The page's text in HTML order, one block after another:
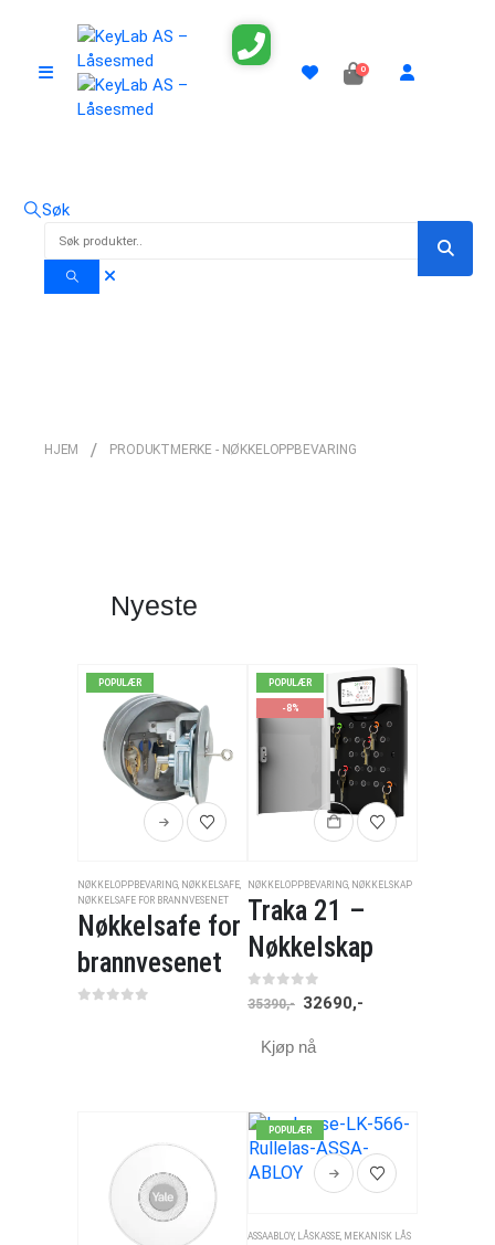
0
Søk
HJEM PRODUKTMERKE - NØKKELOPPBEVARING
Nyeste
POPULÆR
NØKKELOPPBEVARING NØKKELSAFE
NØKKELSAFE FOR BRANNVESENET
Nøkkelsafe for
brannvesenet
POPULÆR
-8%
NØKKELOPPBEVARING NØKKELSKAP
Traka 21 –
Nøkkelskap
0av 5
35390,- 32690,-
Kjøp nå
POPULÆR
ASSAABLOY, LÅSKASSE, MEKANISK LÅS